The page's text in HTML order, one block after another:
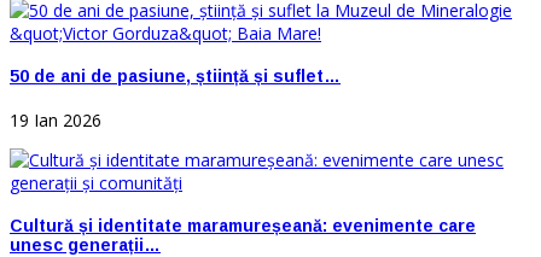
50 de ani de pasiune, știință și suflet…
19 Ian 2026
Cultură și identitate maramureșeană: evenimente care
unesc generații…